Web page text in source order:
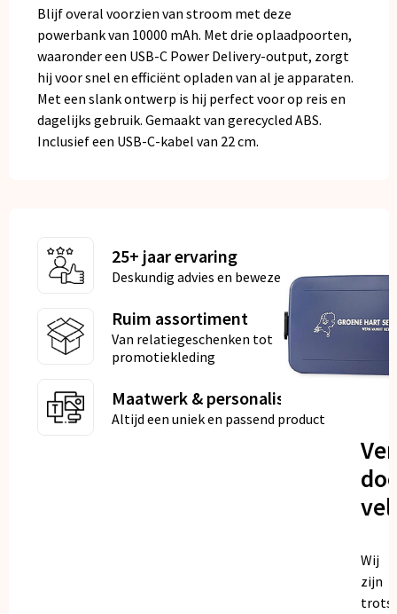
Blijf overal voorzien van stroom met deze
powerbank van 10000 mAh. Met drie oplaadpoorten,
waaronder een USB-C Power Delivery-output, zorgt
hij voor snel en efficiënt opladen van al je apparaten.
Met een slank ontwerp is hij perfect voor op reis en
dagelijks gebruik. Gemaakt van gerecycled ABS.
Inclusief een USB-C-kabel van 22 cm.
25+ jaar ervaring
Deskundig advies en bewezen kwaliteit
Ruim assortiment
Van relatiegeschenken tot
promotiekleding
Maatwerk & personalisatie
Altijd een uniek en passend product
Wij
zijn
trots